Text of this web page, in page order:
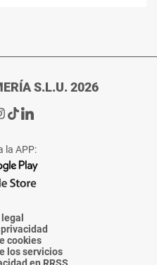
S.L.U. 2026
Ir
de
La
Voz
Almería
Ir
de
La
Voz
Almería
Ir
de
La
Voz
la APP:
cookies
los servicios